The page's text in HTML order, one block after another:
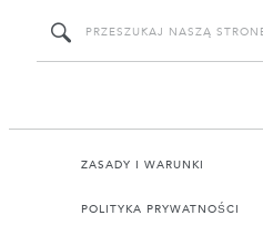
ZASADY I WARUNKI
POLITYKA PRYWATNOŚCI